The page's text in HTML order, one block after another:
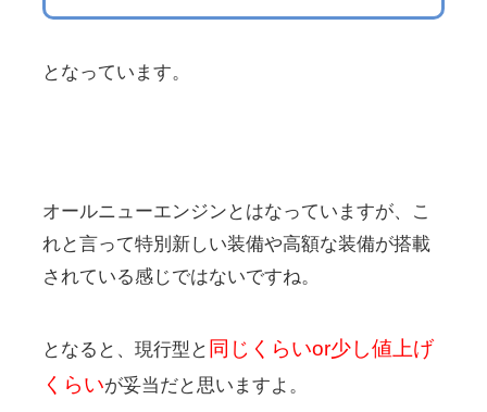
となっています。
オールニューエンジンとはなっていますが、こ
れと言って特別新しい装備や高額な装備が搭載
されている感じではないですね。
となると、現行型と 同じくらいor少し値上げ
くらいが妥当だと思いますよ。